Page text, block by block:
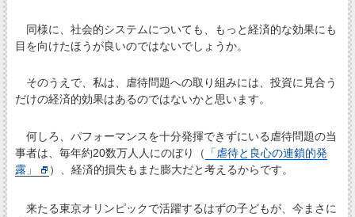
同様に、社会的システムについても、もっと経済的な効果にも
目を向けたほうが良いのではないでしょうか。
そのうえで、私は、虐待問題への取り組みには、投資に見合う
だけの経済的効果はあるのではないかと思います。
何しろ、パフォーマンスを十分発揮できずにいる虐待問題の当
事者は、毎年約20数万人人にのぼり（
「虐待と良心の連鎖的発
露」
）、経済的損失もまた膨大だと考えるからです。
来たる東京オリンピックで活躍するはずの子どもが、今まさに